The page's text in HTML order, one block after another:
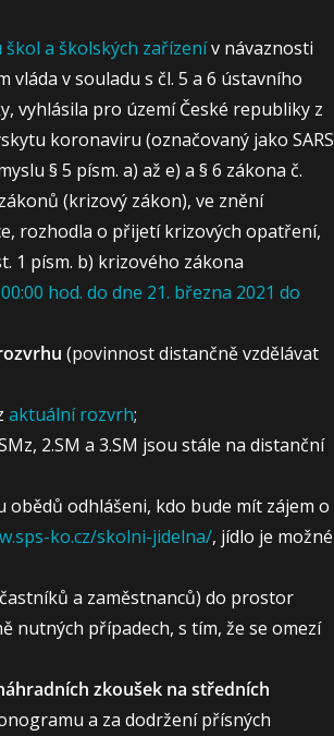
a školských zařízenív návaznosti
vláda v souladu s čl. 5 a 6 ústavního
vyhlásila pro území České republiky z
koronaviru (označovaný jako SARS
§ 5 písm. a) až e) a § 6 zákona č.
(krizový zákon), ve znění
rozhodla o přijetí krizových opatření,
1 písm. b) krizového zákona
hod. do dne 21. března 2021 do
(povinnost distančně vzdělávat
aktuální rozvrh;
2.SM a 3.SM jsou stále na distanční
odhlášeni, kdo bude mít zájem o
ko.cz/skolni-jidelna/, jídlo je možné
a zaměstnanců) do prostor
nutných případech, s tím, že se omezí
zkoušek na středních
a za dodržení přísných